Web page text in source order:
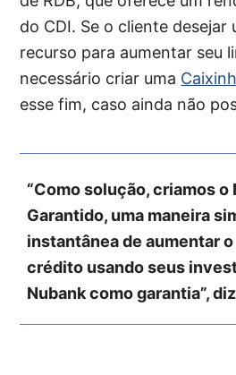
do CDI. Se o cliente desejar
recurso para aumentar seu
necessário criar uma
esse fim, caso ainda não
“Como solução, criamos o
Garantido, uma maneira
instantânea de aumentar
crédito usando seus
Nubank como garantia”,